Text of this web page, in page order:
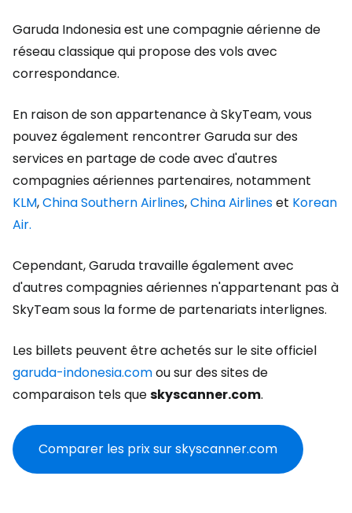
Garuda Indonesia est une compagnie aérienne de
réseau classique qui propose des vols avec
correspondance.
En raison de son appartenance à SkyTeam, vous
pouvez également rencontrer Garuda sur des
services en partage de code avec d'autres
compagnies aériennes partenaires, notamment
KLM,China Southern Airlines,China Airlineset Korean
Air.
Cependant, Garuda travaille également avec
d'autres compagnies aériennes n'appartenant pas à
SkyTeam sous la forme de partenariats interlignes.
Les billets peuvent être achetés sur le site officiel
garuda-indonesia.comou sur des sites de
comparaison tels queskyscanner.com.
Comparer les prix sur skyscanner.com